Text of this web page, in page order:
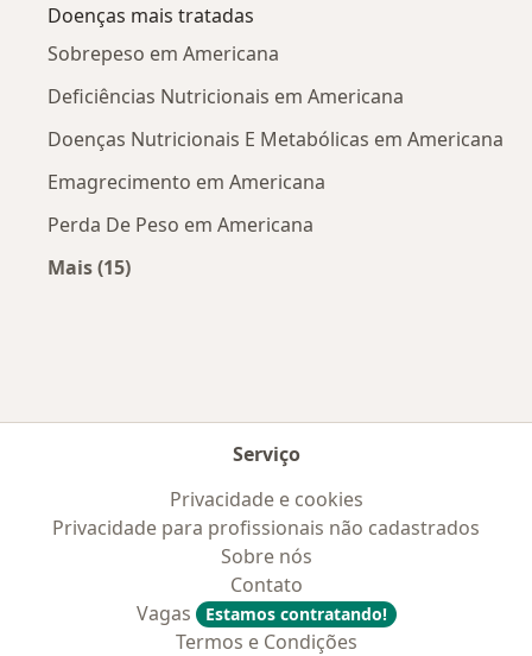
Doenças mais tratadas
Sobrepeso em Americana
Deficiências Nutricionais em Americana
Doenças Nutricionais E Metabólicas em Americana
Emagrecimento em Americana
Perda De Peso em Americana
Mais (15)
Serviço
Privacidade e cookies
Privacidade para profissionais não cadastrados
Sobre nós
Contato
Vagas
Estamos contratando!
Termos e Condições